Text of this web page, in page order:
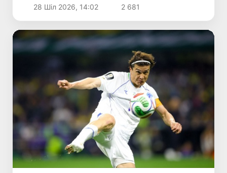
28 Шіл 2026, 14:02 2 681